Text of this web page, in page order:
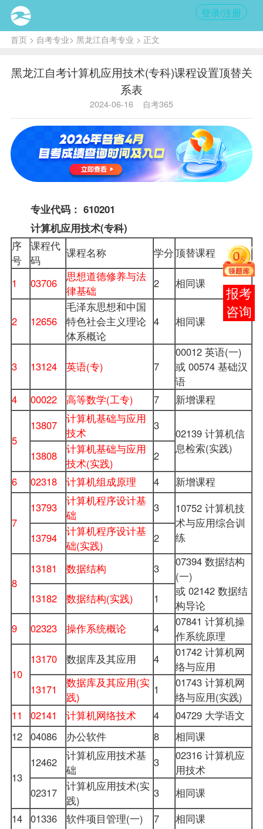
登录/注册
首页> 自考专业> 黑龙江自考专业 > 正文
黑龙江自考计算机应用技术(专科)课程设置顶替关
系表
2024-06-16 自考365
专业代码： 610201
计算机应用技术(专科)
序
号
课程代
码
课程名称 学分顶替课程
1 03706
思想道德修养与法
律基础
2 相同课
2 12656
毛泽东思想和中国
特色社会主义理论
体系概论
4 相同课
3 13124 英语(专) 7
00012 英语(一)
或 00574 基础汉
语
4
00022 高等数学(工专) 7 新增课程
5
13807
计算机基础与应用
技术
3
02139 计算机信
息检索(实践)
13808
计算机基础与应用
技术(实践)
2
6
02318 计算机组成原理 4 新增课程
7
13793
计算机程序设计基
础
3
10752 计算机技
术与应用综合训
练
13794
计算机程序设计基
础(实践)
2
8
13181 数据结构 3
07394 数据结构
(一)
或 02142 数据结
构导论
13182 数据结构(实践) 1
9 02323 操作系统概论 4
07841 计算机操
作系统原理
10
13170 数据库及其应用 4
01742 计算机网
络与应用
13171
数据库及其应用(实
践)
1
01743 计算机网
络与应用(实践)
11
02141 计算机网络技术 4
04729 大学语文
12 04086 办公软件 8 相同课
13
12462
计算机应用技术基
础
3
02316 计算机应
用技术
02317
计算机应用技术(实
践)
3
相同课
14 01336 软件项目管理(一) 7
相同课
在线
客服